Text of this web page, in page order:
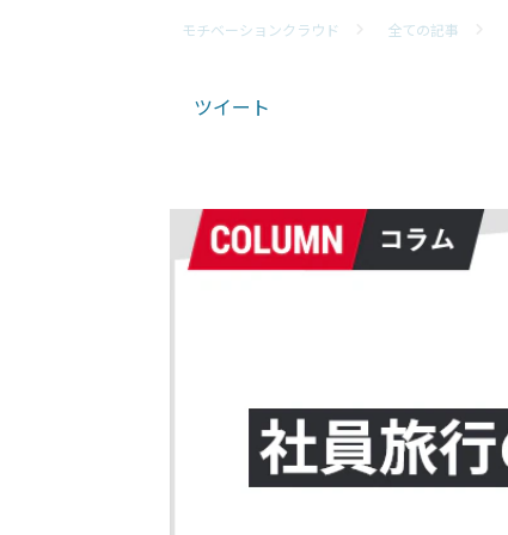
モチベーションクラウド 全ての記事
ツイート